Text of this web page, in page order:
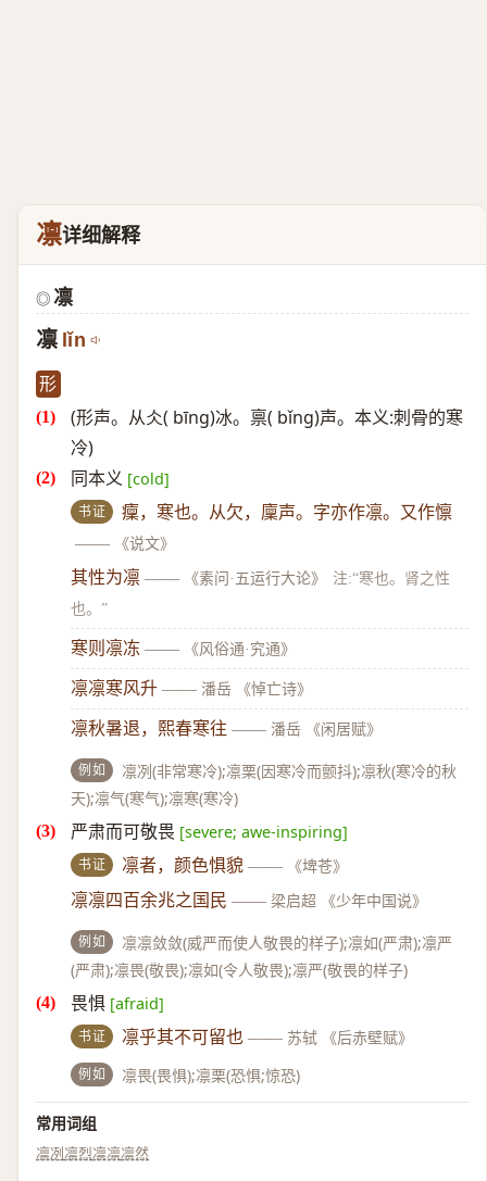
凛详细解释
◎ 凛
凛 lǐn
形
(形声。从仌( bīng)冰。禀( bǐng)声。本义:刺骨的寒
冷)
同本义 [cold]
书证
癛，寒也。从欠，廩声。字亦作凛。又作懔
——
《说文》
其性为凛 —— 《素问·五运行大论》
注:“寒也。肾之性
也。”
寒则凛冻 —— 《风俗通·究通》
凛凛寒风升 —— 潘岳 《悼亡诗》
凛秋暑退，熙春寒往 —— 潘岳 《闲居赋》
例如
凛冽(非常寒冷);凛栗(因寒冷而颤抖);凛秋(寒冷的秋
天);凛气(寒气);凛寒(寒冷)
严肃而可敬畏 [severe; awe-inspiring]
书证 凛者，颜色惧貌 —— 《埤苍》
凛凛四百余兆之国民 —— 梁启超 《少年中国说》
例如
凛凛敛敛(威严而使人敬畏的样子);凛如(严肃);凛严
(严肃);凛畏(敬畏);凛如(令人敬畏);凛严(敬畏的样子)
畏惧 [afraid]
书证 凛乎其不可留也 —— 苏轼 《后赤壁赋》
例如 凛畏(畏惧);凛栗(恐惧;惊恐)
常用词组
凛冽凛烈凛凛凛然